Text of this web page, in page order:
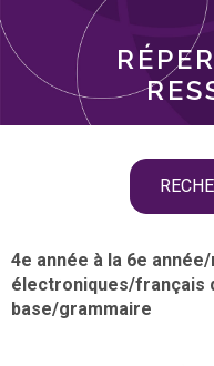
langue
4e année à la 6e année/
électroniques/français
base/grammaire